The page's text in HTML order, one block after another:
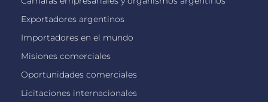
Exportadores argentinos
Importadores en el mundo
Misiones comerciales
Oportunidades comerciales
Licitaciones internacionales